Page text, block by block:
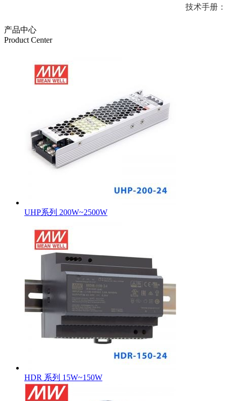
技术手册：
产品中心
Product Center
UHP系列 200W~2500W
HDR 系列 15W~150W